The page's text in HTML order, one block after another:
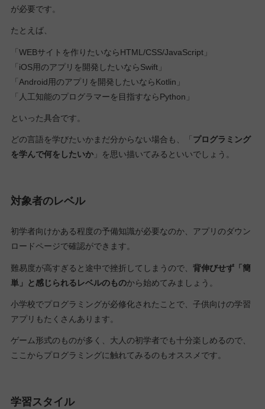
が必要です。
たとえば、
「WEBサイトを作りたいならHTML/CSS/JavaScript」
「iOS用のアプリを開発したいならSwift」
「Android用のアプリを開発したいならKotlin」
「人工知能のプログラマーを目指すならPython」
といった具合です。
どの言語を学びたいかまだ分からない場合も、「 プログラミング
を学んで何をしたいか」を思い描いてみるといいでしょう。
対象者のレベル
初学者向けかある程度の予備知識が必要なのか、アプリのダウン
ロードページで確認ができます。
難易度が高すぎると途中で挫折してしまうので、 背伸びせず「簡
単」と感じられるレベルのものから始めてみましょう。
小学校でプログラミングが必修化されたことで、子供向けの学習
アプリもたくさんあります。
ゲーム形式のものが多く、大人の初学者でも十分楽しめるので、
ここからプログラミングに触れてみるのもオススメです。
学習スタイル